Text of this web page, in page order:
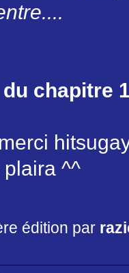
du chapitre
^^
édition par